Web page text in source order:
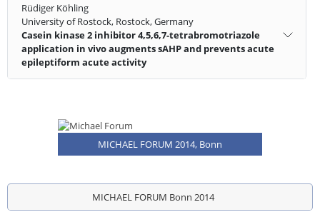
MICHAEL FORUM 2014, Bonn
MICHAEL FORUM Bonn 2014
Rüdiger Köhling
University of Rostock, Rostock, Germany
Casein kinase 2 inhibitor 4,5,6,7-tetrabromotriazole
application in vivo augments sAHP and prevents acute
epileptiform acute activity